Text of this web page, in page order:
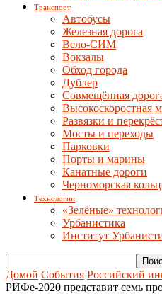
Транспорт
Автобусы
Железная дорога
Вело-СИМ
Вокзалы
Обход города
Дублер
Совмещённая
Высокоскоростная
Развязки и
Мосты и переходы
Парковки
Порты и марины
Канатные дороги
Черноморская
Технологии
«Зелёные»
Урбанистика
Институт
Домой События Российский
РИФе-2020 представит семь